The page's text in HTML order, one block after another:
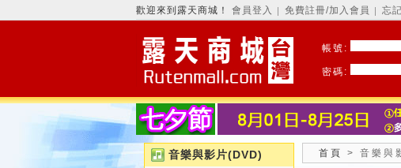
歡迎來到露天商城！ 會員登入 免費註冊/加入會員 忘
帳號:
密碼:
音樂與影片(DVD)
首頁 > 音樂與